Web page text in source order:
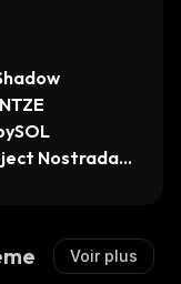
Nostradam
Voir plus